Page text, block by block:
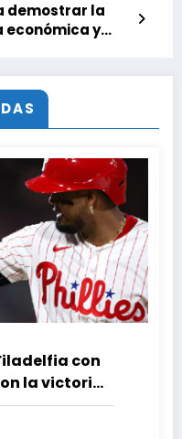
demostrar la
económica y
con
la victoria